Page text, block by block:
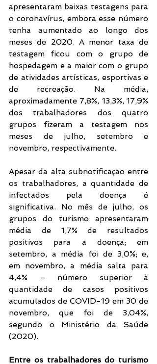
apresentaram baixas testagens para
o coronavírus, embora esse número
tenha aumentado ao longo dos
meses de 2020. A menor taxa de
testagem ficou com o grupo de
hospedagem e a maior com o grupo
de atividades artísticas, esportivas e
de recreação. Na média,
aproximadamente 7,8%, 13,3%, 17,9%
dos trabalhadores dos quatro
grupos fizeram a testagem nos
meses de julho, setembro e
novembro, respectivamente.
Apesar da alta subnotificação entre
os trabalhadores, a quantidade de
infectados pela doença é
significativa. No mês de julho, os
grupos do turismo apresentaram
média de 1,7% de resultados
positivos para a doença; em
setembro, a média foi de 3,0%; e,
em novembro, a média salta para
4,4% – número superior à
quantidade de casos positivos
acumulados de COVID-19 em 30 de
novembro, que foi de 3,04%,
segundo o Ministério da Saúde
(2020).
Entre os trabalhadores do turismo